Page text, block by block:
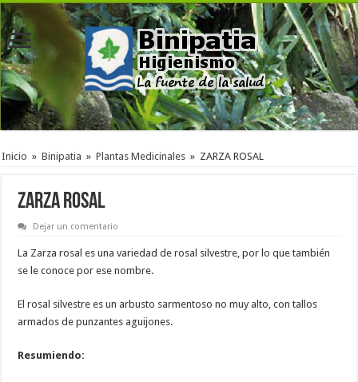
Inicio » Binipatia » Plantas Medicinales » ZARZA ROSAL
ZARZA ROSAL
Dejar un comentario
La Zarza rosal es una variedad de rosal silvestre, por lo que también
se le conoce por ese nombre.
El rosal silvestre es un arbusto sarmentoso no muy alto, con tallos
armados de punzantes aguijones.
Resumiendo: